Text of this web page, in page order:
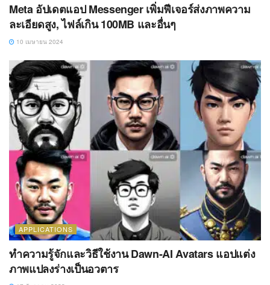
Meta อัปเดตแอป Messenger เพิ่มฟีเจอร์ส่งภาพความ
ละเอียดสูง, ไฟล์เกิน 100MB และอื่นๆ
10 เมษายน 2024
APPLICATIONS
ทำความรู้จักและวิธีใช้งาน Dawn-AI Avatars แอปแต่ง
ภาพแปลงร่างเป็นอวตาร